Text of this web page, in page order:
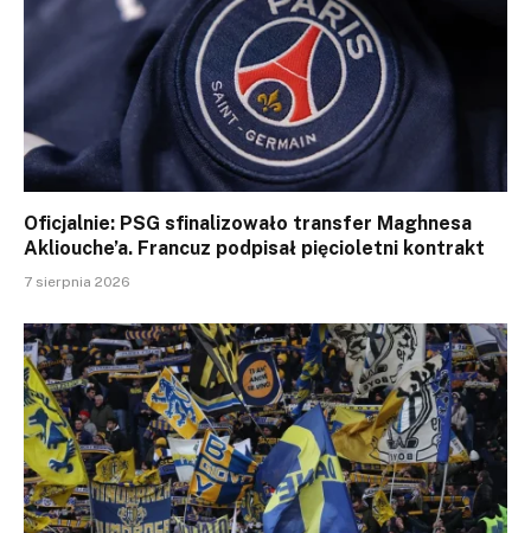
Oficjalnie: PSG sfinalizowało transfer Maghnesa
Akliouche’a. Francuz podpisał pięcioletni kontrakt
7 sierpnia 2026